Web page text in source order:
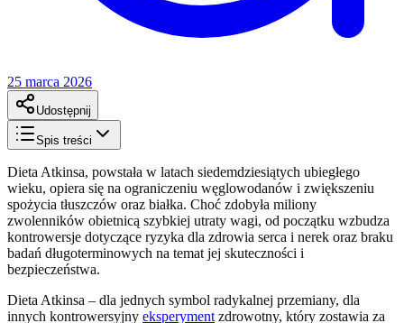
25 marca 2026
Udostępnij
Spis treści
Dieta Atkinsa, powstała w latach siedemdziesiątych ubiegłego
wieku, opiera się na ograniczeniu węglowodanów i zwiększeniu
spożycia tłuszczów oraz białka. Choć zdobyła miliony
zwolenników obietnicą szybkiej utraty wagi, od początku wzbudza
kontrowersje dotyczące ryzyka dla zdrowia serca i nerek oraz braku
badań długoterminowych na temat jej skuteczności i
bezpieczeństwa.
Dieta Atkinsa – dla jednych symbol radykalnej przemiany, dla
innych kontrowersyjny eksperyment zdrowotny, który zostawia za